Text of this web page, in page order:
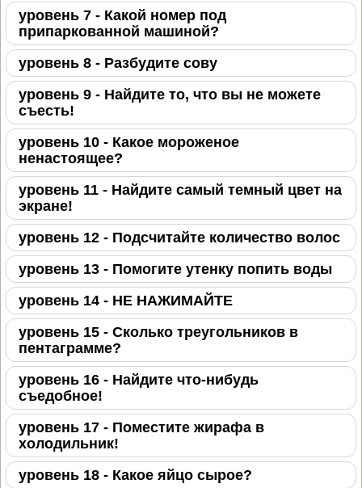
уровень 7 - Какой номер под
припаркованной машиной?
уровень 8 - Разбудите сову
уровень 9 - Найдите то, что вы не можете
съесть!
уровень 10 - Какое мороженое
ненастоящее?
уровень 11 - Найдите самый темный цвет на
экране!
уровень 12 - Подсчитайте количество волос
уровень 13 - Помогите утенку попить воды
уровень 14 - НЕ НАЖИМАЙТЕ
уровень 15 - Сколько треугольников в
пентаграмме?
уровень 16 - Найдите что-нибудь
съедобное!
уровень 17 - Поместите жирафа в
холодильник!
уровень 18 - Какое яйцо сырое?